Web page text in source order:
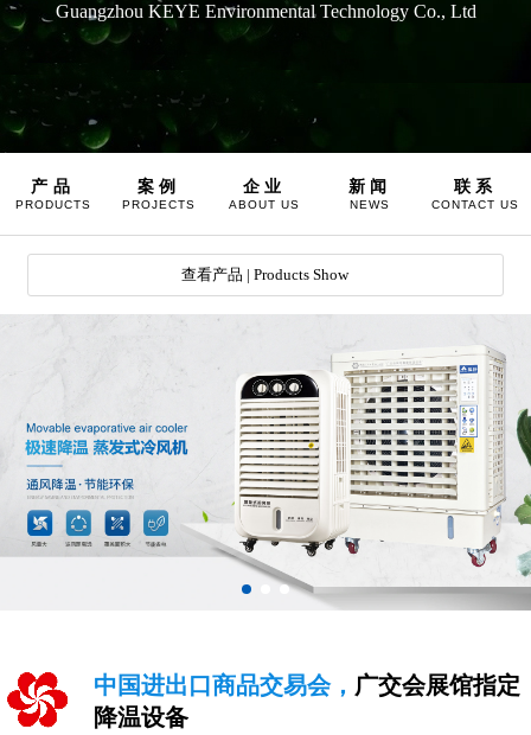
Guangzhou KEYE Environmental Technology Co., Ltd
产品
PRODUCTS
案例
PROJECTS
企业
ABOUT US
新闻
NEWS
联系
CONTACT US
查看产品 | Products Show
中国进出口商品交易会， 广交会展馆指定
降温设备